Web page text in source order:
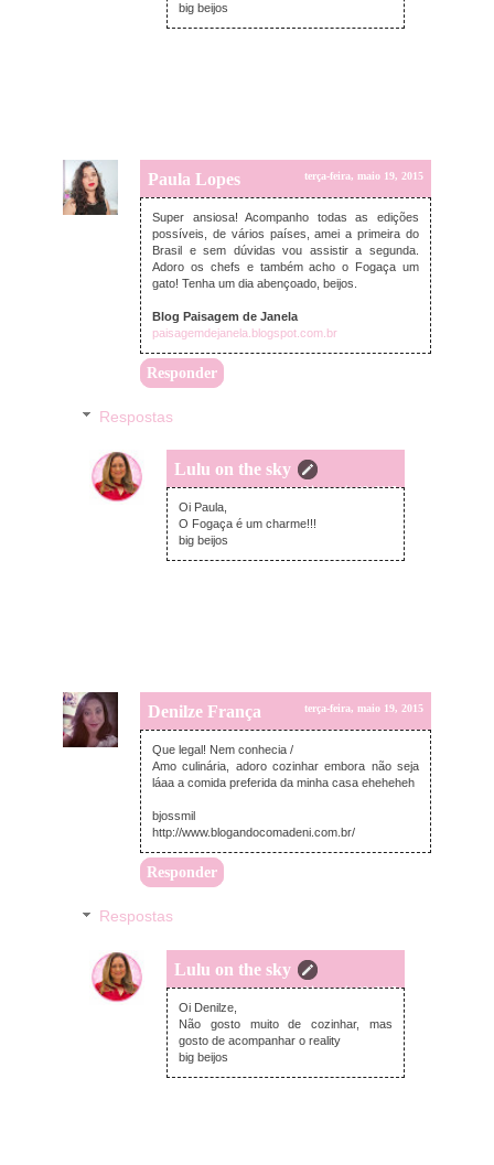
big beijos
Paula Lopes terça-feira, maio 19, 2015
Super ansiosa! Acompanho todas as edições
possíveis, de vários países, amei a primeira do
Brasil e sem dúvidas vou assistir a segunda.
Adoro os chefs e também acho o Fogaça um
gato! Tenha um dia abençoado, beijos.
Blog Paisagem de Janela
paisagemdejanela.blogspot.com.br
Responder
Respostas
Lulu on the sky
terça-feira, maio 19, 2015
Oi Paula,
O Fogaça é um charme!!!
big beijos
Denilze França terça-feira, maio 19, 2015
Que legal! Nem conhecia /
Amo culinária, adoro cozinhar embora não seja
láaa a comida preferida da minha casa eheheheh
bjossmil
http://www.blogandocomadeni.com.br/
Responder
Respostas
Lulu on the sky
terça-feira, maio 19, 2015
Oi Denilze,
Não gosto muito de cozinhar, mas
gosto de acompanhar o reality
big beijos